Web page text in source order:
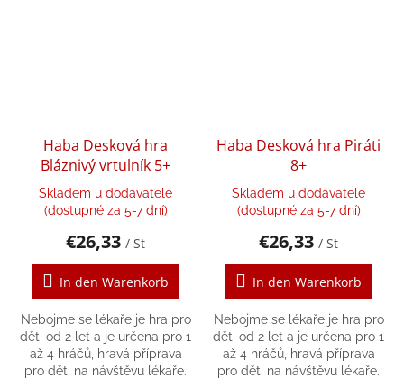
Marken
EUR
Haba Desková hra
Bláznivý vrtulník 5+
Skladem u dodavatele
(dostupné za 5-7 dní)
€26,33 / St
In den Warenkorb
Nebojme se lékaře je hra pro
děti od 2 let a je určena pro 1
až 4 hráčů, hravá příprava
pro děti na návštěvu lékaře.
Haba Desková hra Piráti
8+
Skladem u dodavatele
(dostupné za 5-7 dní)
€26,33 / St
In den Warenkorb
Nebojme se lékaře je hra pro
děti od 2 let a je určena pro 1
až 4 hráčů, hravá příprava
pro děti na návštěvu lékaře.